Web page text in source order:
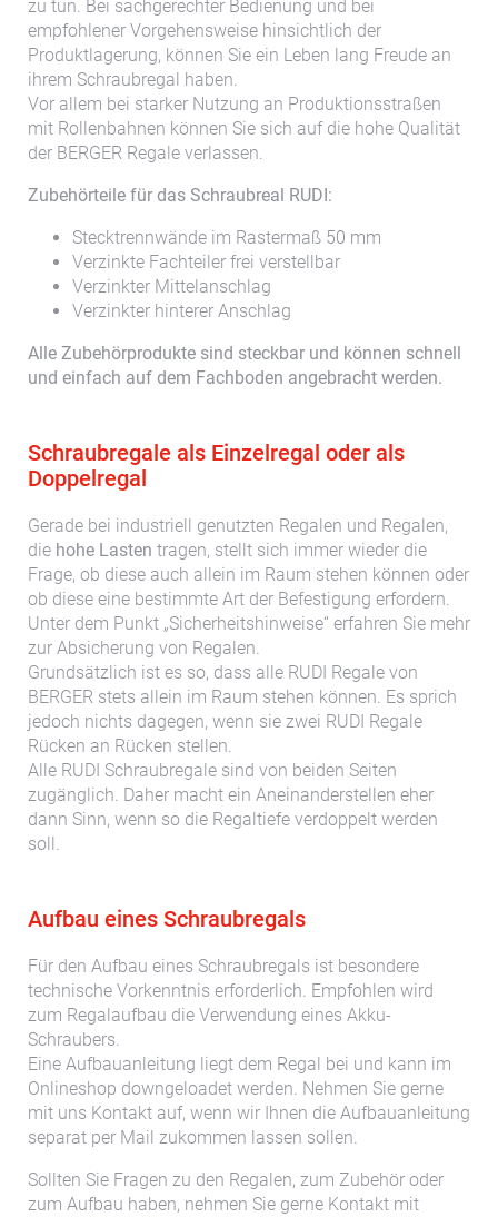
zu tun. Bei sachgerechter Bedienung und bei
empfohlener Vorgehensweise hinsichtlich der
Produktlagerung, können Sie ein Leben lang Freude an
ihrem Schraubregal haben.
Vor allem bei starker Nutzung an Produktionsstraßen
mit Rollenbahnen können Sie sich auf die hohe Qualität
der BERGER Regale verlassen.
Zubehörteile für das Schraubreal RUDI:
Stecktrennwände im Rastermaß 50 mm
Verzinkte Fachteiler frei verstellbar
Verzinkter Mittelanschlag
Verzinkter hinterer Anschlag
Alle Zubehörprodukte sind steckbar und können schnell
und einfach auf dem Fachboden angebracht werden.
Schraubregale als Einzelregal oder als
Doppelregal
Gerade bei industriell genutzten Regalen und Regalen,
die hohe Lasten tragen, stellt sich immer wieder die
Frage, ob diese auch allein im Raum stehen können oder
ob diese eine bestimmte Art der Befestigung erfordern.
Unter dem Punkt „Sicherheitshinweise“ erfahren Sie mehr
zur Absicherung von Regalen.
Grundsätzlich ist es so, dass alle RUDI Regale von
BERGER stets allein im Raum stehen können. Es sprich
jedoch nichts dagegen, wenn sie zwei RUDI Regale
Rücken an Rücken stellen.
Alle RUDI Schraubregale sind von beiden Seiten
zugänglich. Daher macht ein Aneinanderstellen eher
dann Sinn, wenn so die Regaltiefe verdoppelt werden
soll.
Aufbau eines Schraubregals
Für den Aufbau eines Schraubregals ist besondere
technische Vorkenntnis erforderlich. Empfohlen wird
zum Regalaufbau die Verwendung eines Akku-
Schraubers.
Eine Aufbauanleitung liegt dem Regal bei und kann im
Onlineshop downgeloadet werden. Nehmen Sie gerne
mit uns Kontakt auf, wenn wir Ihnen die Aufbauanleitung
separat per Mail zukommen lassen sollen.
Sollten Sie Fragen zu den Regalen, zum Zubehör oder
zum Aufbau haben, nehmen Sie gerne Kontakt mit